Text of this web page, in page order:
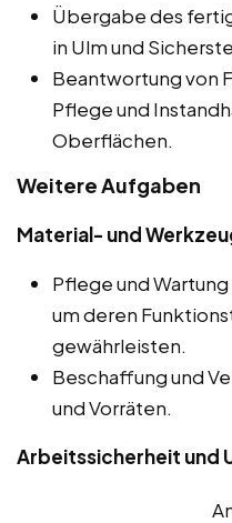
Übergabe des
in Ulm und
Beantwortung von
Pflege und
Oberflächen.
Weitere Aufgaben
Material- und
Pflege und
um deren
gewährleisten.
Beschaffung und
und Vorräten.
Arbeitssicherheit und